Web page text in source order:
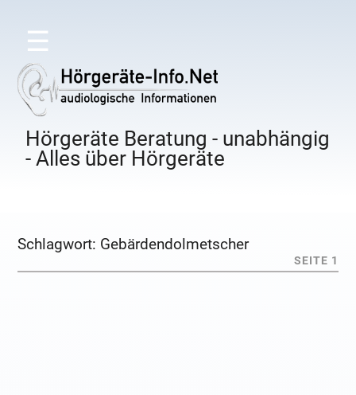
☰
Hörgeräte Beratung - unabhängig
- Alles über Hörgeräte
Schlagwort: Gebärdendolmetscher
SEITE 1